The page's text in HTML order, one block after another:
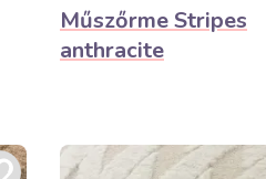
Műszőrme Stripes
anthracite